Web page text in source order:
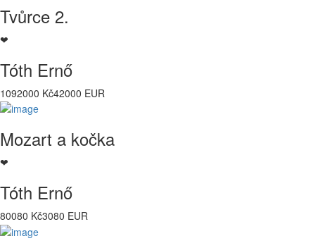
Tvůrce 2.
❤
Tóth Ernő
1092000 Kč42000 EUR
Mozart a kočka
❤
Tóth Ernő
80080 Kč3080 EUR